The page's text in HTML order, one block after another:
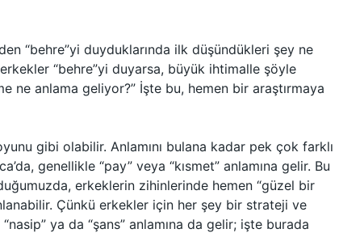
“behre”yi duyduklarında ilk düşündükleri şey ne
“behre”yi duyarsa, büyük ihtimalle şöyle
ne anlama geliyor?” İşte bu, hemen bir araştırmaya
gibi olabilir. Anlamını bulana kadar pek çok farklı
genellikle “pay” veya “kısmet” anlamına gelir. Bu
erkeklerin zihinlerinde hemen “güzel bir
Çünkü erkekler için her şey bir strateji ve
ya da “şans” anlamına da gelir; işte burada